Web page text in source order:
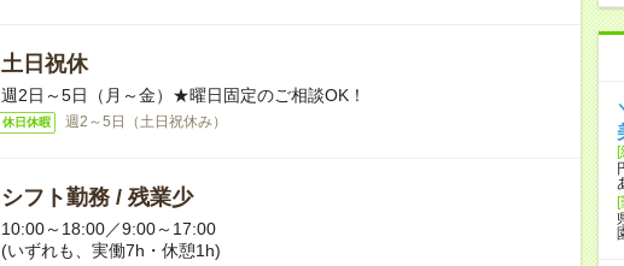
土日祝休
週2日～5日（月～金）★曜日固定のご相談OK！
休日休暇 週2～5日（土日祝休み）
シフト勤務 / 残業少
10:00～18:00／9:00～17:00
(いずれも、実働7h・休憩1h)
[
[